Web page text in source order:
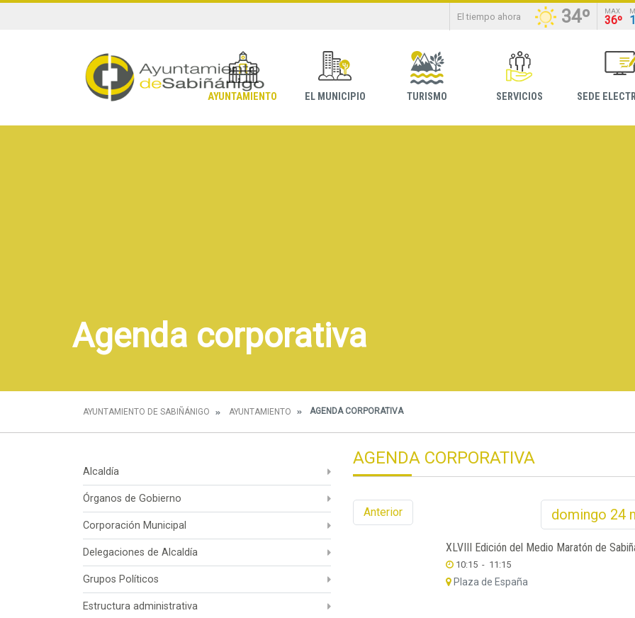
El tiempo ahora 34º MAX
36º
AYUNTAMIENTO EL MUNICIPIO TURISMO SERVICIOS SEDE
Agenda corporativa
AYUNTAMIENTO DE SABIÑÁNIGO AYUNTAMIENTO AGENDA CORPORATIVA
Alcaldía
Órganos de Gobierno
Corporación Municipal
Delegaciones de Alcaldía
Grupos Políticos
Estructura administrativa
AGENDA CORPORATIVA
Anterior domingo 24
XLVIII Edición del Medio Maratón de
10:15 - 11:15
Plaza de España